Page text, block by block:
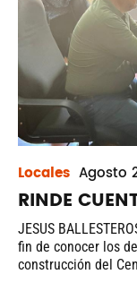
Locales Agosto
RINDE
JESUS
fin de conocer los
construcción del